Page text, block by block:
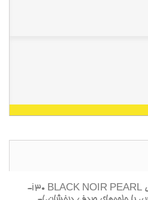
**پک خشگيري بدنه هيونداي i30 BLACK NOIR PEARL-